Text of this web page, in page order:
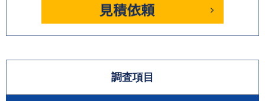
調査項目